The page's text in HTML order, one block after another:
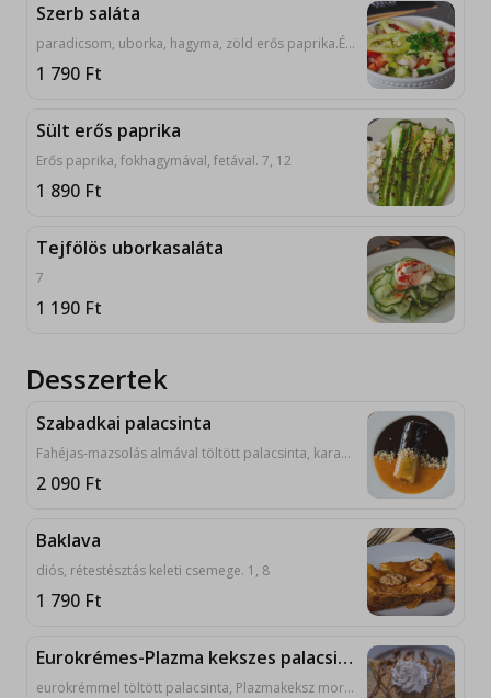
Szerb saláta
paradicsom, uborka, hagyma, zöld erős paprika.Ételeink az összetevőként jelzett allergének mellett nyomokban tartalmazhatnak további allergéneket.
1 790 Ft
Sült erős paprika
Erős paprika, fokhagymával, fetával. 7, 12
1 890 Ft
Tejfölös uborkasaláta
7
1 190 Ft
Desszertek
Szabadkai palacsinta
Fahéjas-mazsolás almával töltött palacsinta, karamell, csokiöntettel, dióval megszórva.1, 3, 7, 8
2 090 Ft
Baklava
diós, rétestésztás keleti csemege. 1, 8
1 790 Ft
Eurokrémes-Plazma kekszes palacsinta
eurokrémmel töltött palacsinta, Plazmakeksz morzsával megszórva. 1, 3, 6, 7, 8